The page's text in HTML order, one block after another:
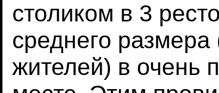
столиком в 3
среднего
жителей) в очень